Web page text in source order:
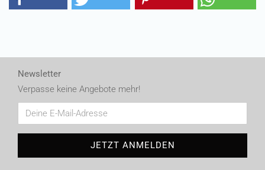
Newsletter
Verpasse keine Angebote mehr!